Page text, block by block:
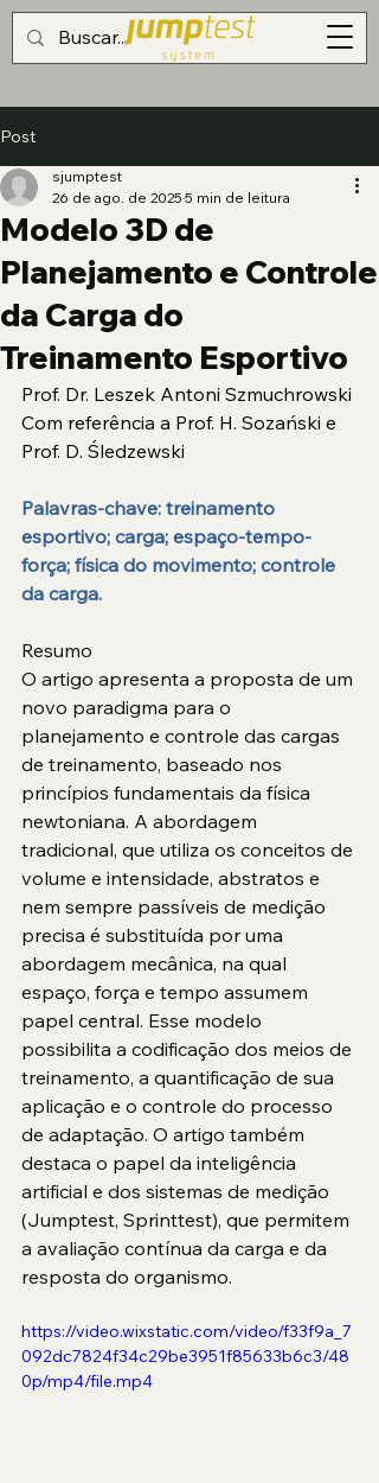
Post
Modelo 3D de
Planejamento e Controle
da Carga do
Treinamento Esportivo
sjumptest
26 de ago. de 2025 5 min de leitura
Prof. Dr. Leszek Antoni Szmuchrowski
Com referência a Prof. H. Sozański e
Prof. D. Śledzewski
Palavras-chave: treinamento
esportivo; carga; espaço-tempo-
força; física do movimento; controle
da carga.
Resumo
O artigo apresenta a proposta de um
novo paradigma para o
planejamento e controle das cargas
de treinamento, baseado nos
princípios fundamentais da física
newtoniana. A abordagem
tradicional, que utiliza os conceitos de
volume e intensidade, abstratos e
nem sempre passíveis de medição
precisa é substituída por uma
abordagem mecânica, na qual
espaço, força e tempo assumem
papel central. Esse modelo
possibilita a codificação dos meios de
treinamento, a quantificação de sua
aplicação e o controle do processo
de adaptação. O artigo também
destaca o papel da inteligência
artificial e dos sistemas de medição
(Jumptest, Sprinttest), que permitem
a avaliação contínua da carga e da
resposta do organismo.
https://video.wixstatic.com/video/f33f9a_7
092dc7824f34c29be3951f85633b6c3/48
0p/mp4/file.mp4